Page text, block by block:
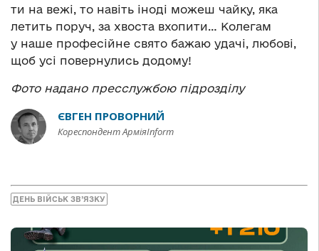
ти на вежі, то навіть іноді можеш чайку, яка
летить поруч, за хвоста вхопити… Колегам
у наше професійне свято бажаю удачі, любові,
щоб усі повернулись додому!
Фото надано пресслужбою підрозділу
ЄВГЕН ПРОВОРНИЙ
Кореспондент АрміяInform
ДЕНЬ ВІЙСЬК ЗВ’ЯЗКУ